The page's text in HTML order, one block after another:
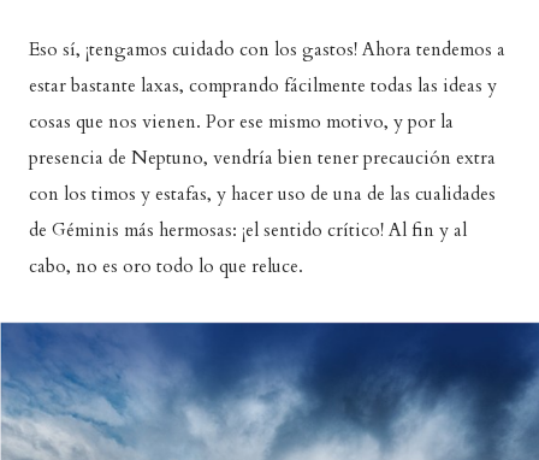
Eso sí, ¡tengamos cuidado con los gastos! Ahora tendemos a
estar bastante laxas, comprando fácilmente todas las ideas y
cosas que nos vienen. Por ese mismo motivo, y por la
presencia de Neptuno, vendría bien tener precaución extra
con los timos y estafas, y hacer uso de una de las cualidades
de Géminis más hermosas: ¡el sentido crítico! Al fin y al
cabo, no es oro todo lo que reluce.